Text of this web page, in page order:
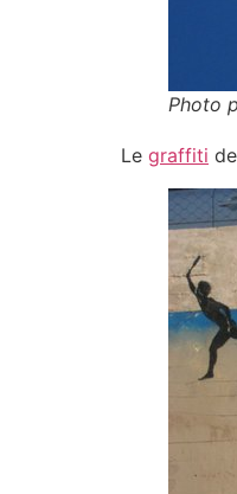
Photo
Le graffiti